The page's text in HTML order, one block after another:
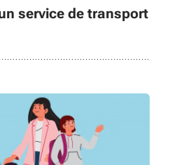
service de transport